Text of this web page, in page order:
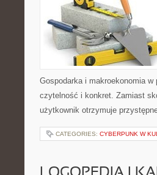
Gospodarka i makroekonomia
czytelność i konkret. Zamiast
użytkownik otrzymuje
CATEGORIES: CYBERPUNK W